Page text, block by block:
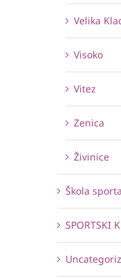
Velika
Visoko
Vitez
Zenica
Živinice
Škola sporta
SPORTSKI